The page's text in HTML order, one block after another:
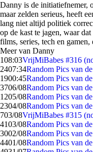
Danny is de initiatiefnemer,
maar zelden serieus, heeft
lang niet altijd politiek
op de kast te jagen, waar
films, series, tech en
Meer van Danny
108:03VrijMiBabes #316
2407:34Random Pics van
1900:45Random Pics van
3706/08Random Pics van
1205/08Random Pics van
2304/08Random Pics van
703/08VrijMiBabes #315
4103/08Random Pics van
3002/08Random Pics van
4401/08Random Pics van